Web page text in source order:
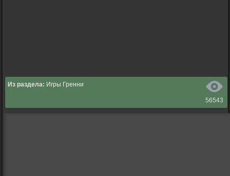
56543
Из раздела: Игры Гренни